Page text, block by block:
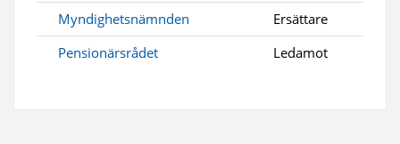
Myndighetsnämnden
Ersättare
Pensionärsrådet
Ledamot